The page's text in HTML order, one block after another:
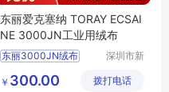
东丽爱克塞纳 TORAY ECSAI
NE 3000JN工业用绒布
东丽3000JN绒布
ECSAINE绒布
深圳市新
链有限公
￥ 300.00 拨打电话